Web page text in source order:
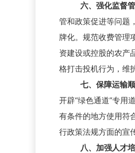
六、强化监督管
管和政策促进等问题
牌化。规范收费管理
资建设或控股的农产
格打击投机行为，维
七、保障运输顺
开辟“绿色通道”专用
有条件的地方使用符
行政策法规方面的宣
八、加强人才培